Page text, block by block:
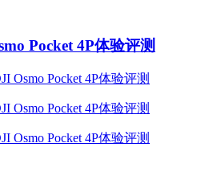
Pocket 4P体验评测